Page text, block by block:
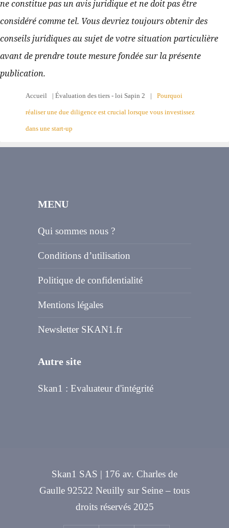
ne constitue pas un avis juridique et ne doit pas être
considéré comme tel. Vous devriez toujours obtenir des
conseils juridiques au sujet de votre situation particulière
avant de prendre toute mesure fondée sur la présente
publication.
Accueil | Évaluation des tiers - loi Sapin 2 | Pourquoi
réaliser une due diligence est crucial lorsque vous investissez
dans une start-up
MENU
Qui sommes nous ?
Conditions d’utilisation
Politique de confidentialité
Mentions légales
Newsletter SKAN1.fr
Autre site
Skan1 : Evaluateur d'intégrité
Skan1 SAS | 176 av. Charles de
Gaulle 92522 Neuilly sur Seine – tous
droits réservés 2025